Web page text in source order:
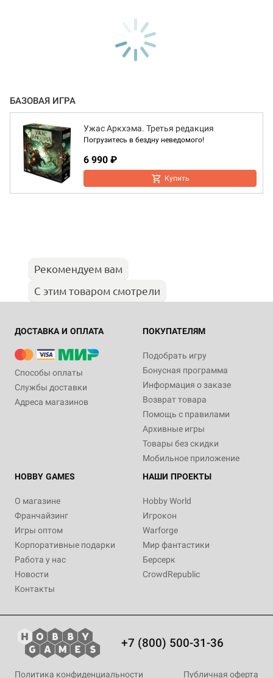
БАЗОВАЯ ИГРА
Ужас Аркхэма. Третья редакция
Погрузитесь в бездну неведомого!
6 990 ₽
Купить
Рекомендуем вам
С этим товаром смотрели
ДОСТАВКА И ОПЛАТА
Способы оплаты
Службы доставки
Адреса магазинов
ПОКУПАТЕЛЯМ
Подобрать игру
Бонусная программа
Информация о заказе
Возврат товара
Помощь с правилами
Архивные игры
Товары без скидки
Мобильное приложение
HOBBY GAMES
О магазине
Франчайзинг
Игры оптом
Корпоративные подарки
Работа у нас
Новости
Контакты
НАШИ ПРОЕКТЫ
Hobby World
Игрокон
Warforge
Мир фантастики
Берсерк
CrowdRepublic
+7 (800) 500-31-36
Политика конфиденциальности Публичная оферта